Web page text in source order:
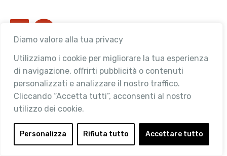
Diamo valore alla tua privacy
Utilizziamo i cookie per migliorare la tua esperienza
di navigazione, offrirti pubblicità o contenuti
personalizzati e analizzare il nostro traffico.
Cliccando “Accetta tutti”, acconsenti al nostro
utilizzo dei cookie.
Personalizza Rifiuta tutto Accettare tutto
30
APRILE
Speciale “Freschissimi”: tra
benessere, servizio e
innovazione, il fresco
rafforza attrattività e fedeltà
all’insegna – Scarica il